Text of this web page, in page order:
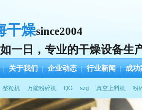
干燥since2004
一日，专业的干燥设备生
关于我们 企业动态 行业新闻 成功
整粒机 万能粉碎机 QG szg 真空上料机 粉